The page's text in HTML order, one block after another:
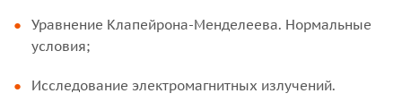
Уравнение Клапейрона-Менделеева. Нормальные
условия;
Исследование электромагнитных излучений.